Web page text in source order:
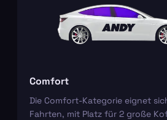
Comfort
Die Comfort-Kategorie eignet
Fahrten, mit Platz für 2 große